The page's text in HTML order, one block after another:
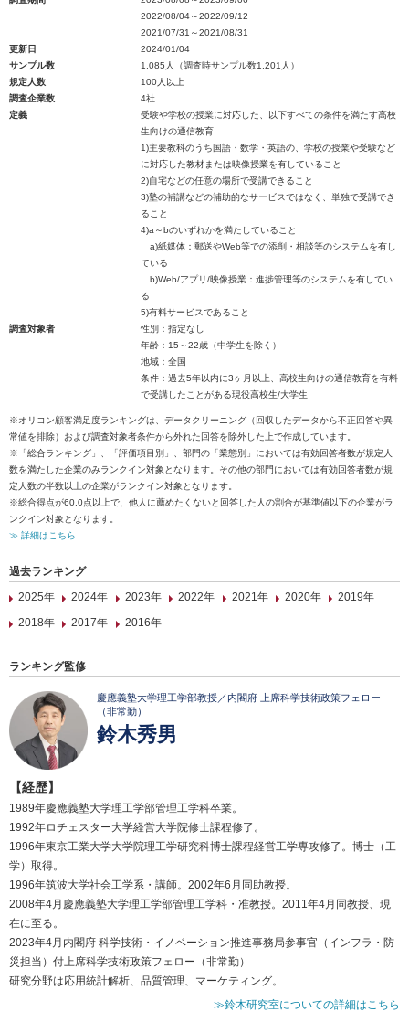
2022/08/04～2022/09/12
2021/07/31～2021/08/31
更新日
2024/01/04
サンプル数
1,085人（調査時サンプル数1,201人）
規定人数
100人以上
調査企業数
4社
定義
受験や学校の授業に対応した、以下すべての条件を満たす高校
生向けの通信教育
1)主要教科のうち国語・数学・英語の、学校の授業や受験など
に対応した教材または映像授業を有していること
2)自宅などの任意の場所で受講できること
3)塾の補講などの補助的なサービスではなく、単独で受講でき
ること
4)a～bのいずれかを満たしていること
a)紙媒体：郵送やWeb等での添削・相談等のシステムを有し
ている
b)Web/アプリ/映像授業：進捗管理等のシステムを有してい
る
5)有料サービスであること
調査対象者
性別：指定なし
年齢：15～22歳（中学生を除く）
地域：全国
条件：過去5年以内に3ヶ月以上、高校生向けの通信教育を有料
で受講したことがある現役高校生/大学生
※オリコン顧客満足度ランキングは、データクリーニング（回収したデータから不正回答や異
常値を排除）および調査対象者条件から外れた回答を除外した上で作成しています。
※「総合ランキング」、「評価項目別」、部門の「業態別」においては有効回答者数が規定人
数を満たした企業のみランクイン対象となります。その他の部門においては有効回答者数が規
定人数の半数以上の企業がランクイン対象となります。
※総合得点が60.0点以上で、他人に薦めたくないと回答した人の割合が基準値以下の企業がラ
ンクイン対象となります。
≫ 詳細はこちら
過去ランキング
2025年
2024年 2023年 2022年 2021年 2020年
2019年
2018年
2017年 2016年
ランキング監修
慶應義塾大学理工学部教授／内閣府 上席科学技術政策フェロー
（非常勤）
鈴木秀男
【経歴】
1989年慶應義塾大学理工学部管理工学科卒業。
1992年ロチェスター大学経営大学院修士課程修了。
1996年東京工業大学大学院理工学研究科博士課程経営工学専攻修了。博士（工
学）取得。
1996年筑波大学社会工学系・講師。2002年6月同助教授。
2008年4月慶應義塾大学理工学部管理工学科・准教授。2011年4月同教授、現
在に至る。
2023年4月内閣府 科学技術・イノベーション推進事務局参事官（インフラ・防
災担当）付上席科学技術政策フェロー（非常勤）
研究分野は応用統計解析、品質管理、マーケティング。
≫鈴木研究室についての詳細はこちら